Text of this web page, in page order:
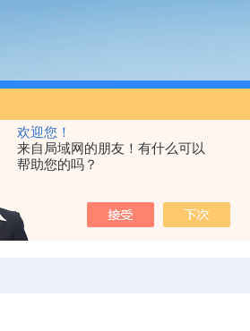
欢迎您！
来自局域网的朋友！有什么可以
帮助您的吗？
当前位置：首页 产品中心